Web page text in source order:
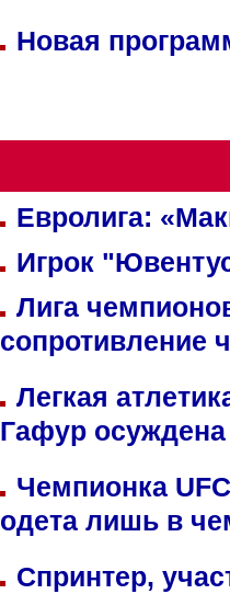
Новая
Евролига:
Игрок
Лига
сопротивление
Легкая
Гафур осуждена
Чемпионка
одета лишь в
Спринтер,